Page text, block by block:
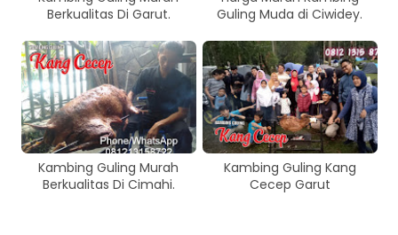
Berkualitas Di Garut.
Guling Muda di Ciwidey.
Kambing Guling Murah
Berkualitas Di Cimahi.
Kambing Guling Kang
Cecep Garut